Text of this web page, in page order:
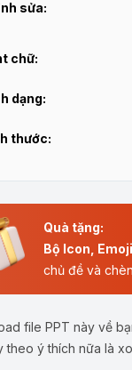
sửa:
chữ:
dạng:
thước:
Quà tặng:
Bộ Icon,
chủ đề và
file PPT này về
theo ý thích nữa là